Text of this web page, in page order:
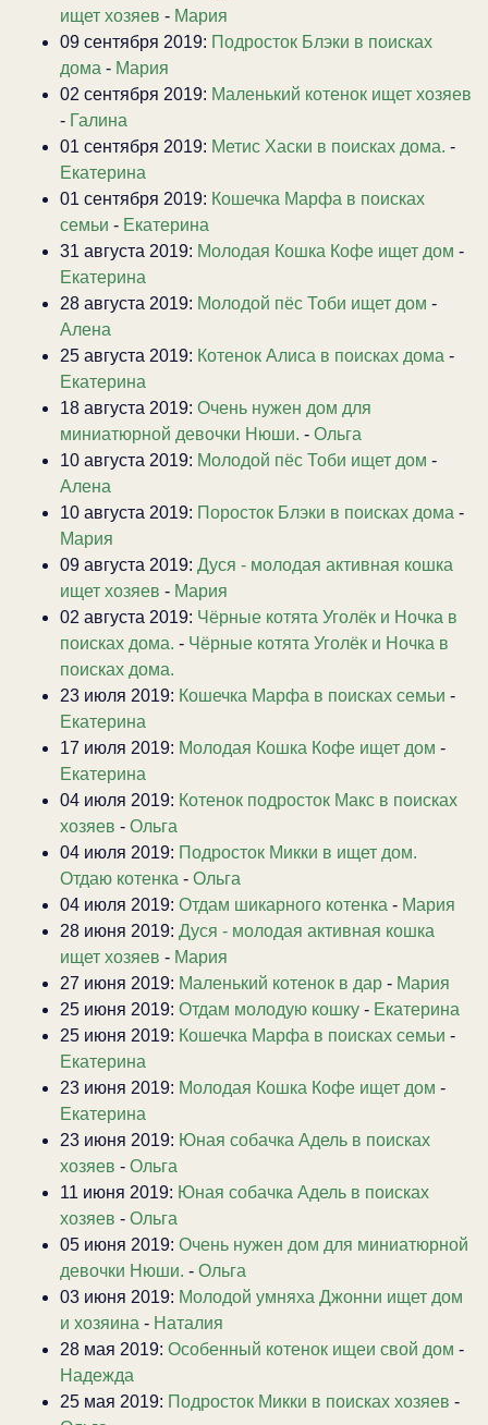
ищет хозяев - Мария
09 сентября 2019: Подросток Блэки в поисках
дома - Мария
02 сентября 2019: Маленький котенок ищет хозяев
- Галина
01 сентября 2019: Метис Хаски в поисках дома. -
Екатерина
01 сентября 2019: Кошечка Марфа в поисках
семьи - Екатерина
31 августа 2019: Молодая Кошка Кофе ищет дом -
Екатерина
28 августа 2019: Молодой пёс Тоби ищет дом -
Алена
25 августа 2019: Котенок Алиса в поисках дома -
Екатерина
18 августа 2019: Очень нужен дом для
миниатюрной девочки Нюши. - Ольга
10 августа 2019: Молодой пёс Тоби ищет дом -
Алена
10 августа 2019: Поросток Блэки в поисках дома -
Мария
09 августа 2019: Дуся - молодая активная кошка
ищет хозяев - Мария
02 августа 2019: Чёрные котята Уголёк и Ночка в
поисках дома. - Чёрные котята Уголёк и Ночка в
поисках дома.
23 июля 2019: Кошечка Марфа в поисках семьи -
Екатерина
17 июля 2019: Молодая Кошка Кофе ищет дом -
Екатерина
04 июля 2019: Котенок подросток Макс в поисках
хозяев - Ольга
04 июля 2019: Подросток Микки в ищет дом.
Отдаю котенка - Ольга
04 июля 2019: Отдам шикарного котенка - Мария
28 июня 2019: Дуся - молодая активная кошка
ищет хозяев - Мария
27 июня 2019: Маленький котенок в дар - Мария
25 июня 2019: Отдам молодую кошку - Екатерина
25 июня 2019: Кошечка Марфа в поисках семьи -
Екатерина
23 июня 2019: Молодая Кошка Кофе ищет дом -
Екатерина
23 июня 2019: Юная собачка Адель в поисках
хозяев - Ольга
11 июня 2019: Юная собачка Адель в поисках
хозяев - Ольга
05 июня 2019: Очень нужен дом для миниатюрной
девочки Нюши. - Ольга
03 июня 2019: Молодой умняха Джонни ищет дом
и хозяина - Наталия
28 мая 2019: Особенный котенок ищеи свой дом -
Надежда
25 мая 2019: Подросток Микки в поисках хозяев -